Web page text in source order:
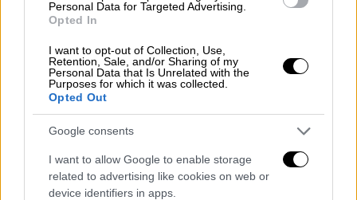
Personal Data for Targeted Advertising.
Opted In
I want to opt-out of Collection, Use,
Retention, Sale, and/or Sharing of my
Personal Data that Is Unrelated with the
Purposes for which it was collected.
Opted Out
Google consents
I want to allow Google to enable storage
related to advertising like cookies on web or
device identifiers in apps.
αρχηγικό μέλος, καθώς και 51χρονος και
49χρονος ορθοπαιδικοί ιατροί).
Σε βάρος τους και σε βάρος ενός υπαλλήλου
του Ε.Ο.Π.Υ.Υ σχηματίστηκε δικογραφία για
-κατά περίπτωση- οργάνωση σε συμμορία,
πλαστογραφία κατ’ εξακολούθηση, ψευδή
βεβαίωση – χρήση ψευδούς βεβαίωσης κατ’
εξακολούθηση και κατ’ επάγγελμα σε βάρος
του Ελληνικού Δημοσίου και Ν.Π.Δ.Δ. με